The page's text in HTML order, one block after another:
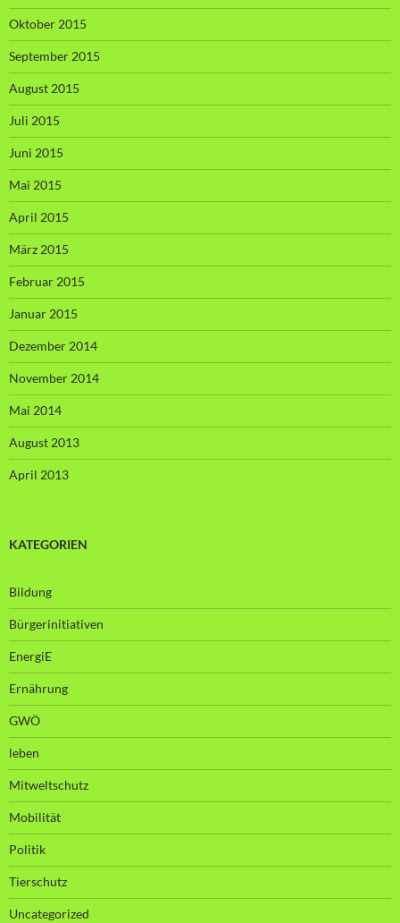
Oktober 2015
September 2015
August 2015
Juli 2015
Juni 2015
Mai 2015
April 2015
März 2015
Februar 2015
Januar 2015
Dezember 2014
November 2014
Mai 2014
August 2013
April 2013
KATEGORIEN
Bildung
Bürgerinitiativen
EnergiE
Ernährung
GWÖ
leben
Mitweltschutz
Mobilität
Politik
Tierschutz
Uncategorized